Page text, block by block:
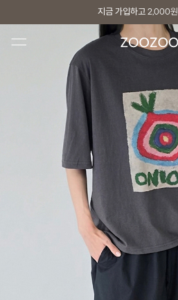
지금 가입하고 2,000원
지금 가입하고 2,000원